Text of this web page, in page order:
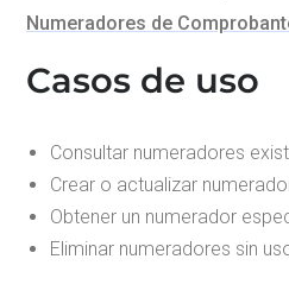
Numeradores de
Casos de uso
Consultar numeradores
Crear o actualizar
Obtener un numerador
Eliminar numeradores sin